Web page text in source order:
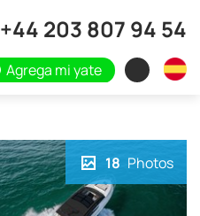
+44 203 807 94 54
Agrega mi yate
18 Photos